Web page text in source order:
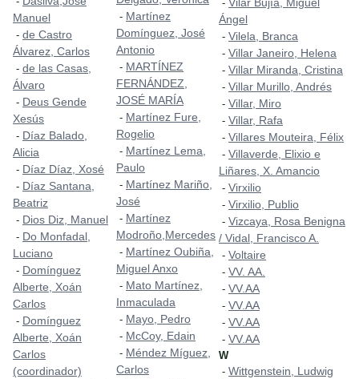
Manuel
- de Castro
Álvarez, Carlos
- de las Casas,
Álvaro
- Deus Gende
Xesús
- Díaz Balado,
Alicia
- Díaz Díaz, Xosé
- Díaz Santana,
Beatriz
- Dios Diz, Manuel
- Do Monfadal,
Luciano
- Domínguez
Alberte, Xoán
Carlos
- Domínguez
Alberte, Xoán
Carlos
(coordinador)
- Martínez
Domínguez, José
Antonio
- MARTÍNEZ
FERNÁNDEZ,
JOSÉ MARÍA
- Martínez Fure,
Rogelio
- Martínez Lema,
Paulo
- Martínez Mariño,
José
- Martínez
Modroño,Mercedes
- Martínez Oubiña,
Miguel Anxo
- Mato Martínez,
Inmaculada
- Mayo, Pedro
- McCoy, Edain
- Méndez Míguez,
Carlos
- Vilar Bujía, Miguel
Ángel
- Vilela, Branca
- Villar Janeiro, Helena
- Villar Miranda, Cristina
- Villar Murillo, Andrés
- Villar, Miro
- Villar, Rafa
- Villares Mouteira, Félix
- Villaverde, Elixio e
Liñares, X. Amancio
- Virxilio
- Virxilio, Publio
- Vizcaya, Rosa Benigna
/ Vidal, Francisco A.
- Voltaire
- VV. AA.
- VV.AA
- VV.AA
- VV.AA
- VV.AA
W
- Wittgenstein, Ludwig